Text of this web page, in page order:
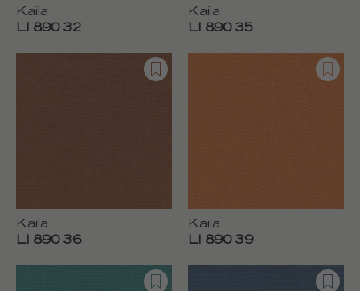
Kaila
LI 890 32
Kaila
LI 890 35
Kaila
LI 890 36
Kaila
LI 890 39